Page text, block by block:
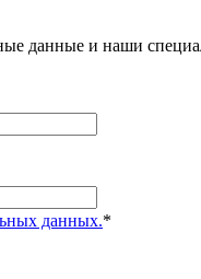
данные и наши
данных.*